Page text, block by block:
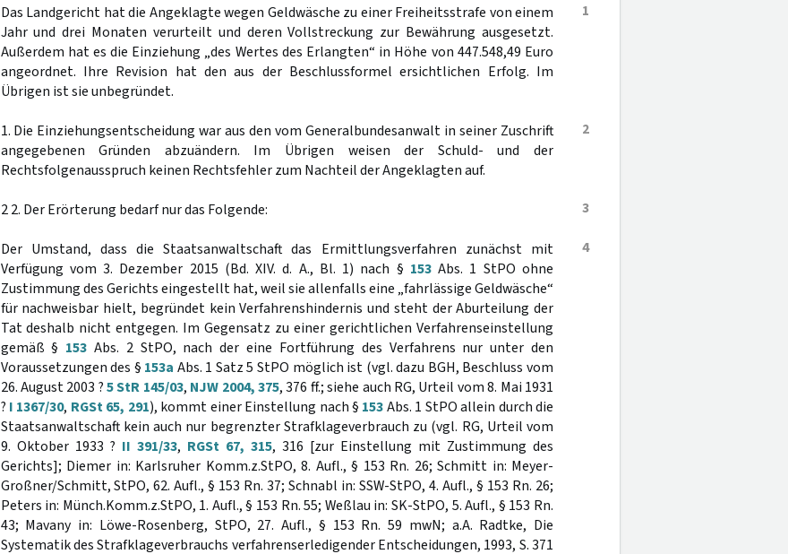
1
Das Landgericht hat die Angeklagte wegen Geldwäsche zu einer Freiheitsstrafe von einem
Jahr und drei Monaten verurteilt und deren Vollstreckung zur Bewährung ausgesetzt.
Außerdem hat es die Einziehung „des Wertes des Erlangten“ in Höhe von 447.548,49 Euro
angeordnet. Ihre Revision hat den aus der Beschlussformel ersichtlichen Erfolg. Im
Übrigen ist sie unbegründet.
2
1. Die Einziehungsentscheidung war aus den vom Generalbundesanwalt in seiner Zuschrift
angegebenen Gründen abzuändern. Im Übrigen weisen der Schuld- und der
Rechtsfolgenausspruch keinen Rechtsfehler zum Nachteil der Angeklagten auf.
3
2 2. Der Erörterung bedarf nur das Folgende:
4
Der Umstand, dass die Staatsanwaltschaft das Ermittlungsverfahren zunächst mit
Verfügung vom 3. Dezember 2015 (Bd. XIV. d. A., Bl. 1) nach § 153Abs. 1 StPO ohne
Zustimmung des Gerichts eingestellt hat, weil sie allenfalls eine „fahrlässige Geldwäsche“
für nachweisbar hielt, begründet kein Verfahrenshindernis und steht der Aburteilung der
Tat deshalb nicht entgegen. Im Gegensatz zu einer gerichtlichen Verfahrenseinstellung
gemäß § 153 Abs. 2 StPO, nach der eine Fortführung des Verfahrens nur unter den
Voraussetzungen des § 153a Abs. 1 Satz 5 StPO möglich ist (vgl. dazu BGH, Beschluss vom
26. August 2003 ?5 StR 145/03, NJW 2004, 375, 376 ff.; siehe auch RG, Urteil vom 8. Mai 1931
? I 1367/30, RGSt 65, 291), kommt einer Einstellung nach § 153Abs. 1 StPO allein durch die
Staatsanwaltschaft kein auch nur begrenzter Strafklageverbrauch zu (vgl. RG, Urteil vom
9. Oktober 1933 ? II 391/33, RGSt 67, 315, 316 [zur Einstellung mit Zustimmung des
Gerichts]; Diemer in: Karlsruher Komm.z.StPO, 8. Aufl., § 153 Rn. 26; Schmitt in: Meyer-
Großner/Schmitt, StPO, 62. Aufl., § 153 Rn. 37; Schnabl in: SSW-StPO, 4. Aufl., § 153 Rn. 26;
Peters in: Münch.Komm.z.StPO, 1. Aufl., § 153 Rn. 55; Weßlau in: SK-StPO, 5. Aufl., § 153 Rn.
43; Mavany in: Löwe-Rosenberg, StPO, 27. Aufl., § 153 Rn. 59 mwN; a.A. Radtke, Die
Systematik des Strafklageverbrauchs verfahrenserledigender Entscheidungen, 1993, S. 371